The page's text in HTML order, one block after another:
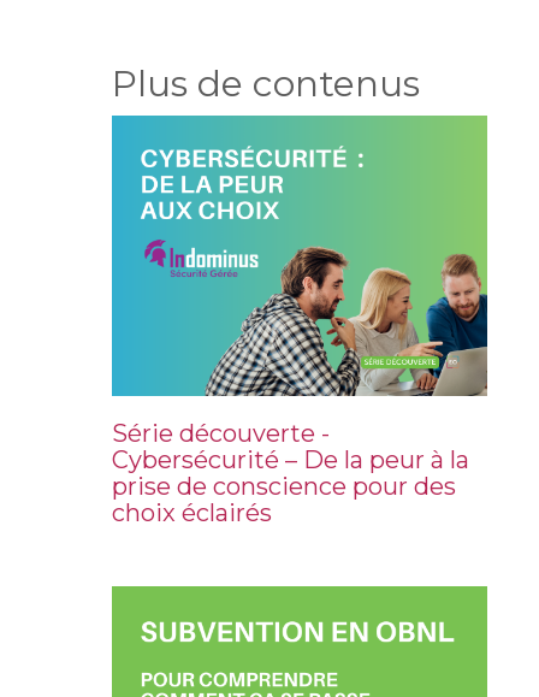
Plus de contenus
Série découverte -
Cybersécurité – De la peur à la
prise de conscience pour des
choix éclairés